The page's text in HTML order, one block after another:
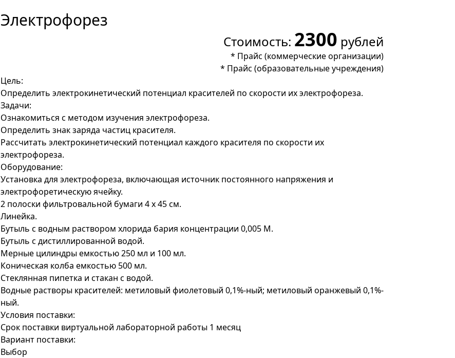
Электрофорез
Стоимость: 2300 рублей
* Прайс (коммерческие организации)
* Прайс (образовательные учреждения)
Цель:
Определить электрокинетический потенциал красителей по скорости их электрофореза.
Задачи:
Ознакомиться с методом изучения электрофореза.
Определить знак заряда частиц красителя.
Рассчитать электрокинетический потенциал каждого красителя по скорости их
электрофореза.
Оборудование:
Установка для электрофореза, включающая источник постоянного напряжения и
электрофоретическую ячейку.
2 полоски фильтровальной бумаги 4 х 45 см.
Линейка.
Бутыль с водным раствором хлорида бария концентрации 0,005 М.
Бутыль с дистиллированной водой.
Мерные цилиндры емкостью 250 мл и 100 мл.
Коническая колба емкостью 500 мл.
Стеклянная пипетка и стакан с водой.
Водные растворы красителей: метиловый фиолетовый 0,1%-ный; метиловый оранжевый 0,1%-
ный.
Условия поставки:
Срок поставки виртуальной лабораторной работы 1 месяц
Вариант поставки:
Выбор